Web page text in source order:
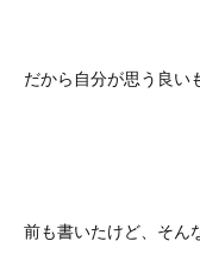
だから自分が思う良い
前も書いたけど、そん